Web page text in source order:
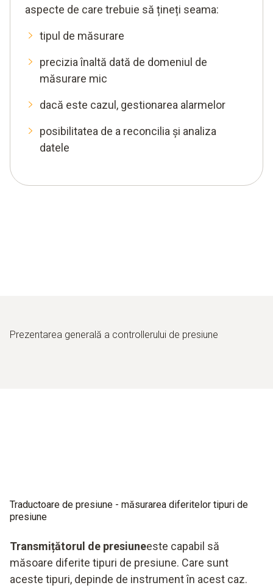
aspecte de care trebuie să țineți seama:
tipul de măsurare
precizia înaltă dată de domeniul de
măsurare mic
dacă este cazul, gestionarea alarmelor
posibilitatea de a reconcilia și analiza
datele
Prezentarea generală a controllerului de presiune
Traductoare de presiune - măsurarea diferitelor tipuri de
presiune
Transmițătorul de presiuneeste capabil să
măsoare diferite tipuri de presiune. Care sunt
aceste tipuri, depinde de instrument în acest caz.